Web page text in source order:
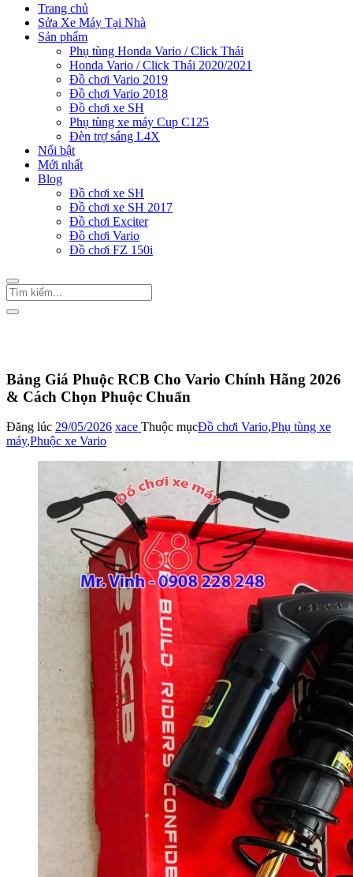
Trang chủ
Sửa Xe Máy Tại Nhà
Sản phẩm
Phụ tùng Honda Vario / Click Thái
Honda Vario / Click Thái 2020/2021
Đồ chơi Vario 2019
Đồ chơi Vario 2018
Đồ chơi xe SH
Phụ tùng xe máy Cup C125
Đèn trợ sáng L4X
Nổi bật
Mới nhất
Blog
Đồ chơi xe SH
Đồ chơi xe SH 2017
Đồ chơi Exciter
Đồ chơi Vario
Đồ chơi FZ 150i
Bảng Giá Phuộc RCB Cho Vario Chính Hãng 2026
& Cách Chọn Phuộc Chuẩn
Đăng lúc 29/05/2026 xace Thuộc mụcĐồ chơi Vario,Phụ tùng xe
máy,Phuộc xe Vario